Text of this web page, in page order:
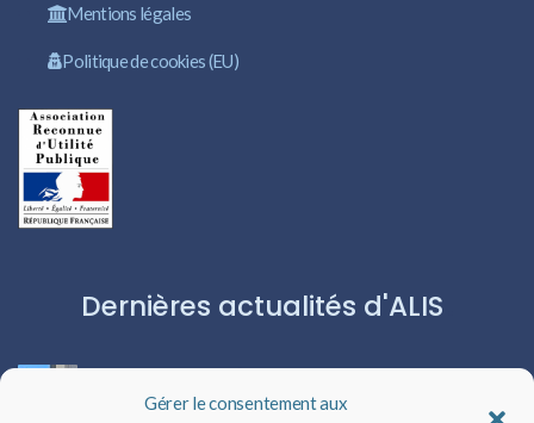
Gérer le consentement aux
Mentions légales
Politique de cookies (EU)
Dernières actualités d'ALIS